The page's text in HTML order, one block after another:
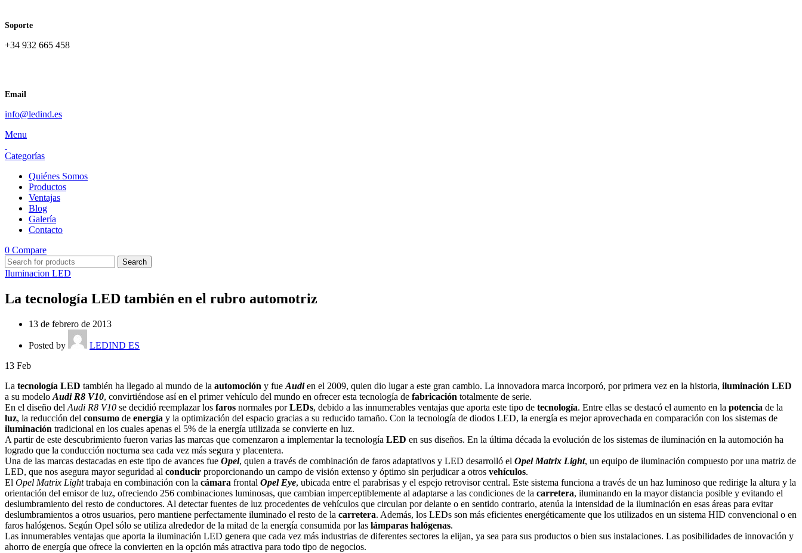
Soporte
+34 932 665 458‬
Email
info@ledind.es
Menu
Categorías
Quiénes Somos
Productos
Ventajas
Blog
Galería
Contacto
0 Compare
Search
Iluminacion LED
La tecnología LED también en el rubro automotriz
13 de febrero de 2013
Posted by
LEDIND ES
13 Feb
La tecnología LED también ha llegado al mundo de la automoción y fue Audien el 2009, quien dio lugar a este gran cambio. La innovadora marca incorporó, por primera vez en la historia, iluminación LED
a su modelo Audi R8 V10, convirtiéndose así en el primer vehículo del mundo en ofrecer esta tecnología de fabricación totalmente de serie.
En el diseño del Audi R8 V10 se decidió reemplazar los faros normales porLEDs, debido a las innumerables ventajas que aporta este tipo de tecnología. Entre ellas se destacó el aumento en la potencia de la
luz, la reducción del consumo de energía y la optimización del espacio gracias a su reducido tamaño. Con la tecnología de diodos LED, la energía es mejor aprovechada en comparación con los sistemas de
iluminación tradicional en los cuales apenas el 5% de la energía utilizada se convierte en luz.
A partir de este descubrimiento fueron varias las marcas que comenzaron a implementar la tecnología LED en sus diseños. En la última década la evolución de los sistemas de iluminación en la automoción ha
logrado que la conducción nocturna sea cada vez más segura y placentera.
Una de las marcas destacadas en este tipo de avances fue Opel, quien a través de combinación de faros adaptativos y LED desarrolló el Opel Matrix Light, un equipo de iluminación compuesto por una matriz de
LED, que nos asegura mayor seguridad al conducir proporcionando un campo de visión extenso y óptimo sin perjudicar a otros vehículos.
El Opel Matrix Lighttrabaja en combinación con la cámara frontal Opel Eye, ubicada entre el parabrisas y el espejo retrovisor central. Este sistema funciona a través de un haz luminoso que redirige la altura y la
orientación del emisor de luz, ofreciendo 256 combinaciones luminosas, que cambian imperceptiblemente al adaptarse a las condiciones de la carretera, iluminando en la mayor distancia posible y evitando el
deslumbramiento del resto de conductores. Al detectar fuentes de luz procedentes de vehículos que circulan por delante o en sentido contrario, atenúa la intensidad de la iluminación en esas áreas para evitar
deslumbramientos a otros usuarios, pero mantiene perfectamente iluminado el resto de la carretera. Además, los LEDs son más eficientes energéticamente que los utilizados en un sistema HID convencional o en
faros halógenos. Según Opel sólo se utiliza alrededor de la mitad de la energía consumida por las lámparas halógenas.
Las innumerables ventajas que aporta la iluminación LED genera que cada vez más industrias de diferentes sectores la elijan, ya sea para sus productos o bien sus instalaciones. Las posibilidades de innovación y
ahorro de energía que ofrece la convierten en la opción más atractiva para todo tipo de negocios.